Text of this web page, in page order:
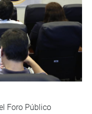
Foro Público